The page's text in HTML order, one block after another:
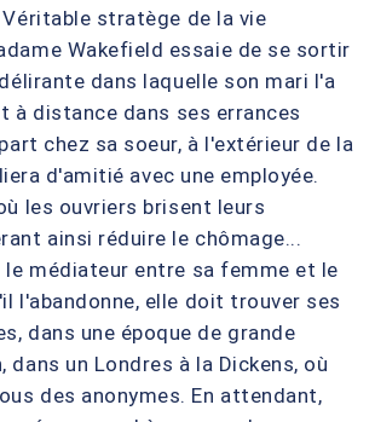
stratège de la vie
Wakefield essaie de se sortir
dans laquelle son mari l'a
à distance dans ses errances
chez sa soeur, à l'extérieur de la
d'amitié avec une employée.
les ouvriers brisent leurs
ainsi réduire le chômage...
médiateur entre sa femme et le
l'abandonne, elle doit trouver ses
dans une époque de grande
un Londres à la Dickens, où
des anonymes. En attendant,